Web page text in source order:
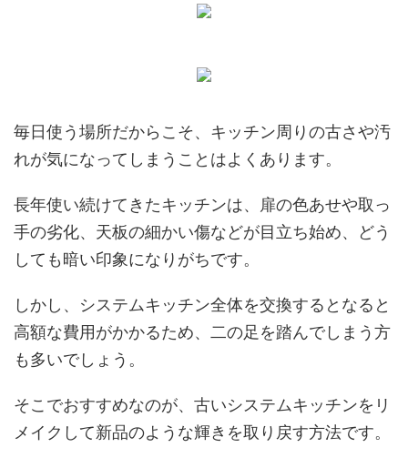
毎日使う場所だからこそ、キッチン周りの古さや汚
れが気になってしまうことはよくあります。
長年使い続けてきたキッチンは、扉の色あせや取っ
手の劣化、天板の細かい傷などが目立ち始め、どう
しても暗い印象になりがちです。
しかし、システムキッチン全体を交換するとなると
高額な費用がかかるため、二の足を踏んでしまう方
も多いでしょう。
そこでおすすめなのが、古いシステムキッチンをリ
メイクして新品のような輝きを取り戻す方法です。